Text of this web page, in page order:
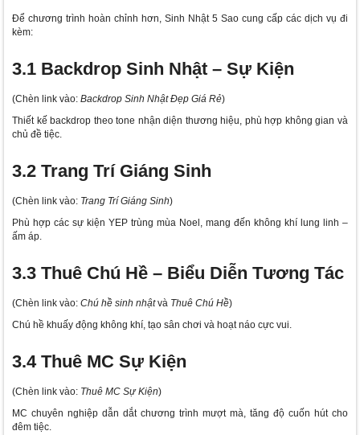
Để chương trình hoàn chỉnh hơn, Sinh Nhật 5 Sao cung cấp các dịch vụ đi
kèm:
3.1 Backdrop Sinh Nhật – Sự Kiện
(Chèn link vào: Backdrop Sinh Nhật Đẹp Giá Rẻ)
Thiết kế backdrop theo tone nhận diện thương hiệu, phù hợp không gian và
chủ đề tiệc.
3.2 Trang Trí Giáng Sinh
(Chèn link vào: Trang Trí Giáng Sinh)
Phù hợp các sự kiện YEP trùng mùa Noel, mang đến không khí lung linh –
ấm áp.
3.3 Thuê Chú Hề – Biểu Diễn Tương Tác
(Chèn link vào: Chú hề sinh nhậtvà Thuê Chú Hề)
Chú hề khuấy động không khí, tạo sân chơi và hoạt náo cực vui.
3.4 Thuê MC Sự Kiện
(Chèn link vào: Thuê MC Sự Kiện)
MC chuyên nghiệp dẫn dắt chương trình mượt mà, tăng độ cuốn hút cho
đêm tiệc.